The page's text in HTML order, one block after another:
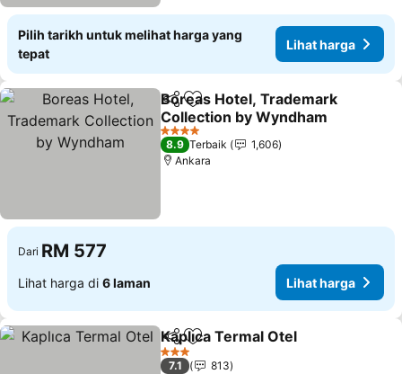
Pilih tarikh untuk melihat harga yang
tepat
Lihat harga
KongsiTambah ke favorit
Boreas Hotel, Trademark
Collection by Wyndham
Lihat harga
4 Bintang
8.9 Terbaik
1,606
Ankara
Dari RM 577
Lihat harga di 6 laman Lihat harga
KongsiTambah ke favorit
Kaplıca Termal Otel
3 Bintang
7.1
813